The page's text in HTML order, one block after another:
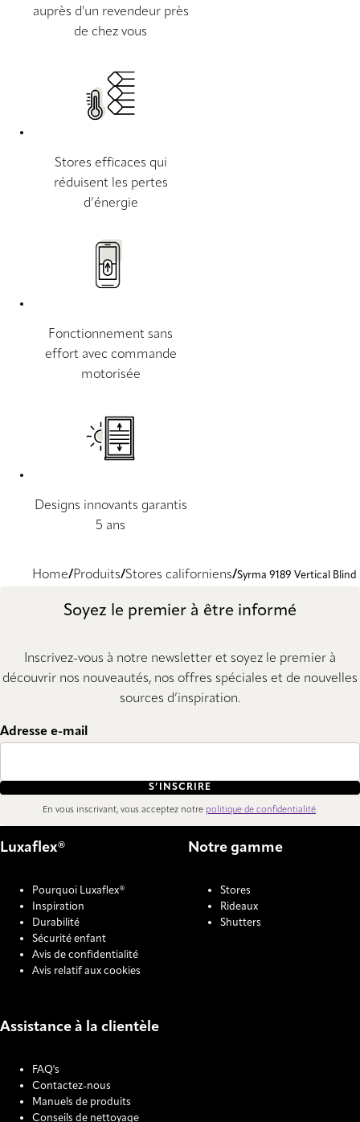
auprès d'un revendeur près
de chez vous
Stores efficaces qui
réduisent les pertes
d’énergie
Fonctionnement sans
effort avec commande
motorisée
Designs innovants garantis
5 ans
Home Produits Stores californiens Syrma 9189 Vertical Blind
Soyez le premier à être informé
Inscrivez-vous à notre newsletter et soyez le premier à
découvrir nos nouveautés, nos offres spéciales et de nouvelles
sources d’inspiration.
Adresse e-mail
S’INSCRIRE
En vous inscrivant, vous acceptez notre politique de confidentialité.
Luxaflex®
Pourquoi Luxaflex®
Inspiration
Durabilité
Sécurité enfant
Avis de confidentialité
Avis relatif aux cookies
Notre gamme
Stores
Rideaux
Shutters
Assistance à la clientèle
FAQ's
Contactez-nous
Manuels de produits
Conseils de nettoyage